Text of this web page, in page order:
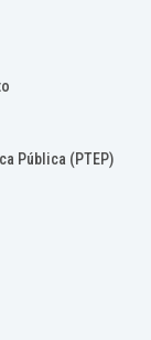
Pública (PTEP)